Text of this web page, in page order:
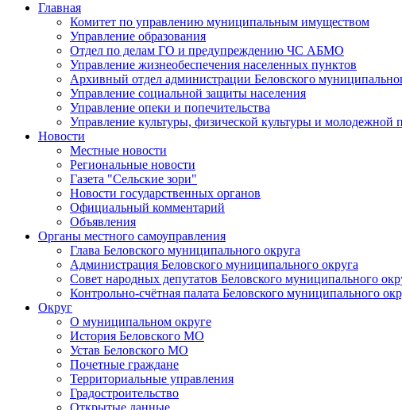
Главная
Комитет по управлению муниципальным имуществом
Управление образования
Отдел по делам ГО и предупреждению ЧС АБМО
Управление жизнеобеспечения населенных пунктов
Архивный отдел администрации Беловского
Управление социальной защиты населения
Управление опеки и попечительства
Управление культуры, физической культуры и молодежной
Новости
Местные новости
Региональные новости
Газета "Сельские зори"
Новости государственных органов
Официальный комментарий
Объявления
Органы местного самоуправления
Глава Беловского муниципального округа
Администрация Беловского муниципального округа
Совет народных депутатов Беловского муниципального
Контрольно-счётная палата Беловского муниципального
Округ
О муниципальном округе
История Беловского МО
Устав Беловского МО
Почетные граждане
Территориальные управления
Градостроительство
Открытые данные